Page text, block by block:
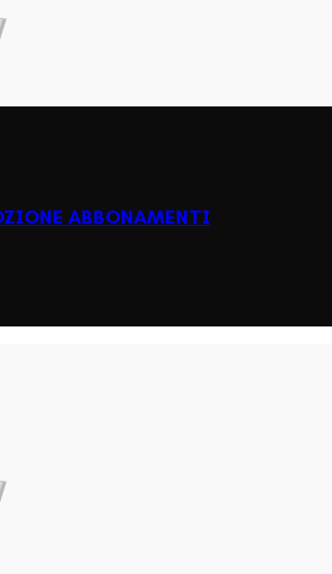
ABBONAMENTI